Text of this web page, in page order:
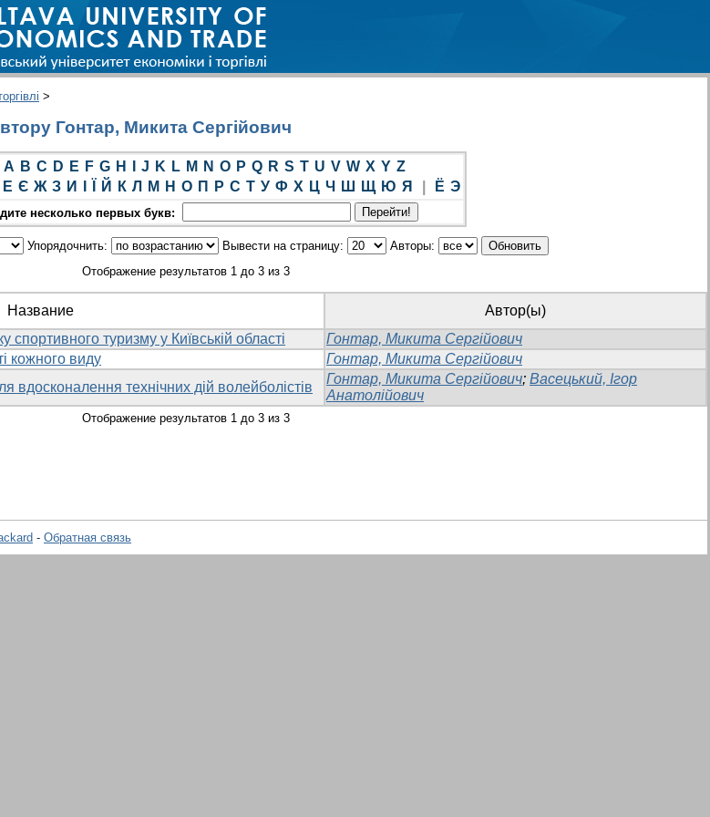
>
Гонтар, Микита Сергійович
A B C D E F G H J K L M N O P Q R S T U V W X Y Z
Е Є Ж З И Й К Л М Н О П Р С Т У Ф Х Ц Ч Ш Щ Ю Я Ё Э
несколько первых букв:
Упорядочнить: Вывести на страницу:
Авторы:
Отображение результатов 1 до 3 из 3
Название
Автор(ы)
спортивного туризму у Київській області
Гонтар, Микита Сергійович
кожного виду
Гонтар, Микита Сергійович
технічних дій волейболістів
Гонтар, Микита Сергійович; Васецький, Ігор
Анатолійович
Отображение результатов 1 до 3 из 3
- Обратная связь